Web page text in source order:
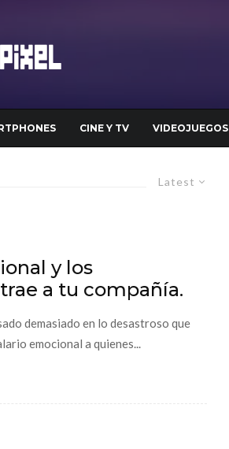
CINE Y TV VIDEOJUEGOS
Latest
y los
a tu compañía.
demasiado en lo desastroso que
emocional a quienes...